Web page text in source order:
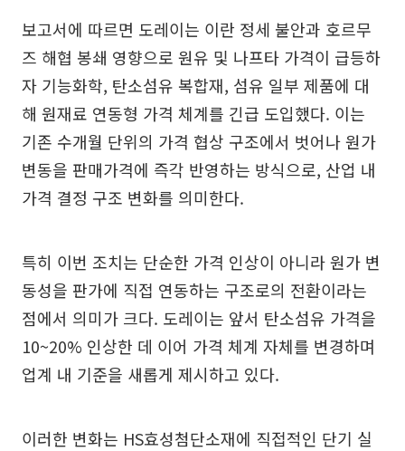
보고서에 따르면 도레이는 이란 정세 불안과 호르무
즈 해협 봉쇄 영향으로 원유 및 나프타 가격이 급등하
자 기능화학, 탄소섬유 복합재, 섬유 일부 제품에 대
해 원재료 연동형 가격 체계를 긴급 도입했다. 이는
기존 수개월 단위의 가격 협상 구조에서 벗어나 원가
변동을 판매가격에 즉각 반영하는 방식으로, 산업 내
가격 결정 구조 변화를 의미한다.
특히 이번 조치는 단순한 가격 인상이 아니라 원가 변
동성을 판가에 직접 연동하는 구조로의 전환이라는
점에서 의미가 크다. 도레이는 앞서 탄소섬유 가격을
10~20% 인상한 데 이어 가격 체계 자체를 변경하며
업계 내 기준을 새롭게 제시하고 있다.
이러한 변화는 HS효성첨단소재에 직접적인 단기 실